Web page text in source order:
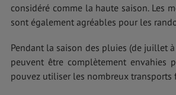
considéré comme la haute saison. Les
sont également agréables pour les
Pendant la saison des pluies (de juillet
peuvent être complètement envahies
pouvez utiliser les nombreux transports